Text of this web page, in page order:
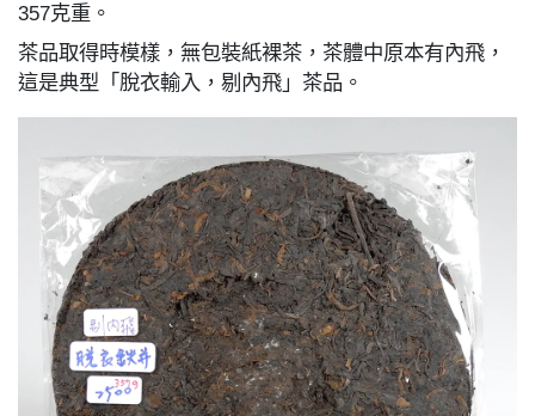
357克重。
茶品取得時模樣，無包裝紙裸茶，茶體中原本有內飛，
這是典型「脫衣輸入，剔內飛」茶品。